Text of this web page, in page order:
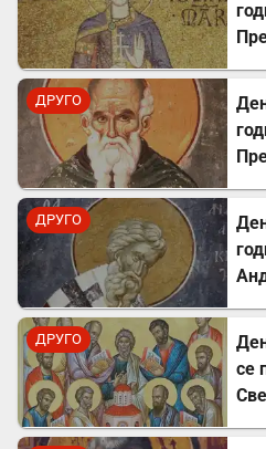
ДРУГО
ДРУГО
ДРУГО
се